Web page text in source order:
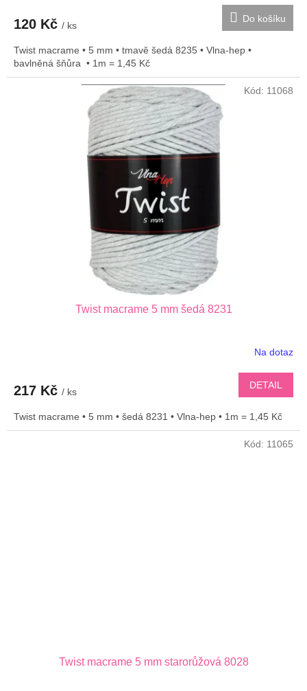
120 Kč / ks
Do košíku
Twist macrame • 5 mm • tmavě šedá 8235 • Vlna-hep •
bavlněná šňůra • 1m = 1,45 Kč
Twist macrame 5 mm šedá 8231
Na dotaz
217 Kč / ks
DETAIL
Twist macrame • 5 mm • šedá 8231 • Vlna-hep • 1m = 1,45 Kč
Kód: 11068
Twist macrame 5 mm starorůžová 8028
Kód: 11065